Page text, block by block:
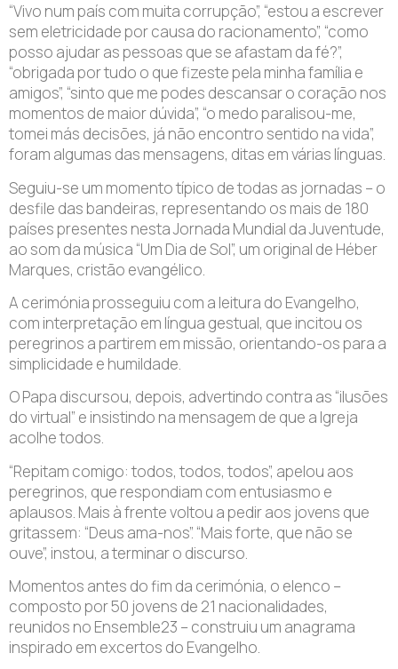
“Vivo num país com muita corrupção”, “estou a escrever
sem eletricidade por causa do racionamento”, “como
posso ajudar as pessoas que se afastam da fé?”,
“obrigada por tudo o que fizeste pela minha família e
amigos”, “sinto que me podes descansar o coração nos
momentos de maior dúvida”, “o medo paralisou-me,
tomei más decisões, já não encontro sentido na vida”,
foram algumas das mensagens, ditas em várias línguas.
Seguiu-se um momento típico de todas as jornadas – o
desfile das bandeiras, representando os mais de 180
países presentes nesta Jornada Mundial da Juventude,
ao som da música “Um Dia de Sol”, um original de Héber
Marques, cristão evangélico.
A cerimónia prosseguiu com a leitura do Evangelho,
com interpretação em língua gestual, que incitou os
peregrinos a partirem em missão, orientando-os para a
simplicidade e humildade.
O Papa discursou, depois, advertindo contra as “ilusões
do virtual” e insistindo na mensagem de que a Igreja
acolhe todos.
“Repitam comigo: todos, todos, todos”, apelou aos
peregrinos, que respondiam com entusiasmo e
aplausos. Mais à frente voltou a pedir aos jovens que
gritassem: “Deus ama-nos”. “Mais forte, que não se
ouve”, instou, a terminar o discurso.
Momentos antes do fim da cerimónia, o elenco –
composto por 50 jovens de 21 nacionalidades,
reunidos no Ensemble23 – construiu um anagrama
inspirado em excertos do Evangelho.